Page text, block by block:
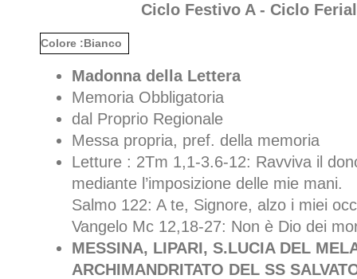
Ciclo Festivo A - Ciclo
Colore :Bianco
Madonna della Lettera
Memoria Obbligatoria
dal Proprio Regionale
Messa propria, pref. della memoria
Letture : 2Tm 1,1-3.6-12: Ravviva il
mediante l’imposizione delle mie mani.
Salmo 122: A te, Signore, alzo i miei
Vangelo Mc 12,18-27: Non è Dio dei
MESSINA, LIPARI, S.LUCIA DEL
ARCHIMANDRITATO DEL SS